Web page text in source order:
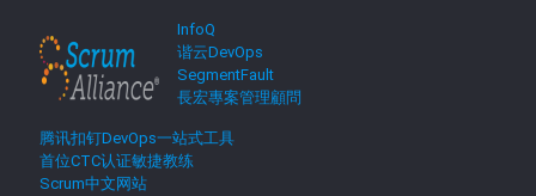
InfoQ
谐云DevOps
SegmentFault
長宏專案管理顧問
腾讯扣钉DevOps一站式工具
首位CTC认证敏捷教练
Scrum中文网站